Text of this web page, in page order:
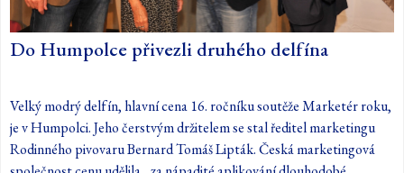
Do Humpolce přivezli druhého delfína
Velký modrý delfín, hlavní cena 16. ročníku soutěže Marketér roku,
je v Humpolci. Jeho čerstvým držitelem se stal ředitel marketingu
Rodinného pivovaru Bernard Tomáš Lipták. Česká marketingová